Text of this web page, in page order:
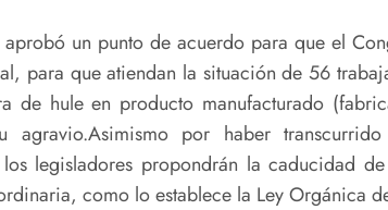
un punto de acuerdo para que el
para que atiendan la situación de 56
de hule en producto manufacturado
agravio.Asimismo por haber
legisladores propondrán la caducidad
como lo establece la Ley Orgánica